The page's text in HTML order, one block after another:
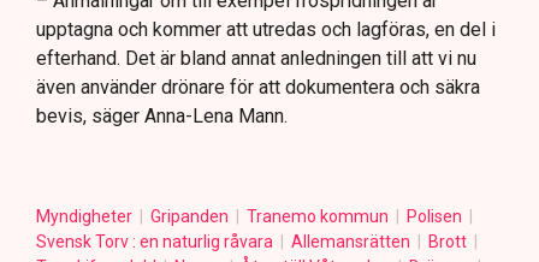
upptagna och kommer att utredas och lagföras, en del i
efterhand. Det är bland annat anledningen till att vi nu
även använder drönare för att dokumentera och säkra
bevis, säger Anna-Lena Mann.
Myndigheter Gripanden Tranemo kommun
Polisen
Svensk Torv : en naturlig råvara
Allemansrätten
Brott